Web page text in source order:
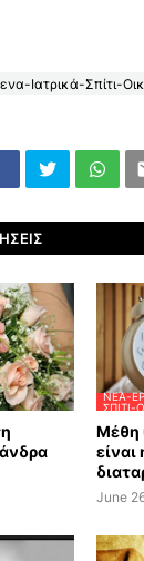
Ιατρικά-Σπίτι-
ΝΈΑ-
ΣΠΊΤΙ-
Μέθη
June